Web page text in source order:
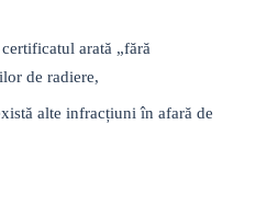
arată „fără
de radiere,
alte infracțiuni în afară de